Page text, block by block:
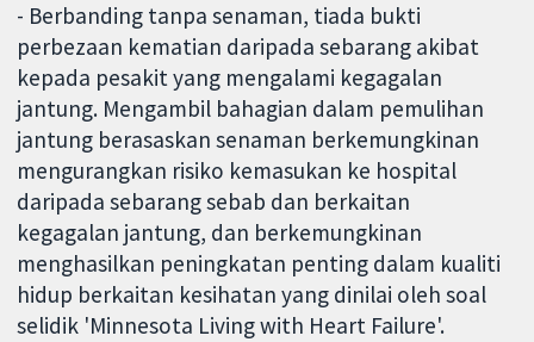
- Berbanding tanpa senaman, tiada bukti
perbezaan kematian daripada sebarang akibat
kepada pesakit yang mengalami kegagalan
jantung. Mengambil bahagian dalam pemulihan
jantung berasaskan senaman berkemungkinan
mengurangkan risiko kemasukan ke hospital
daripada sebarang sebab dan berkaitan
kegagalan jantung, dan berkemungkinan
menghasilkan peningkatan penting dalam kualiti
hidup berkaitan kesihatan yang dinilai oleh soal
selidik 'Minnesota Living with Heart Failure'.